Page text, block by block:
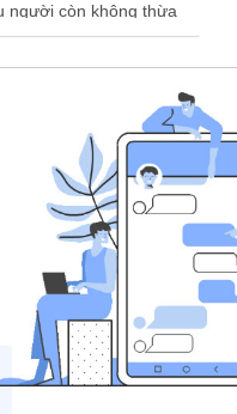
người còn không thừa
bị yếu, không chịu tìm